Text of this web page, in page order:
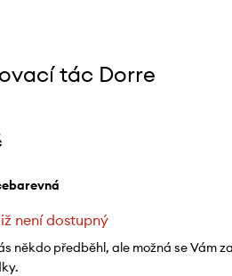
tác Dorre
není dostupný
někdo předběhl, ale možná se Vám